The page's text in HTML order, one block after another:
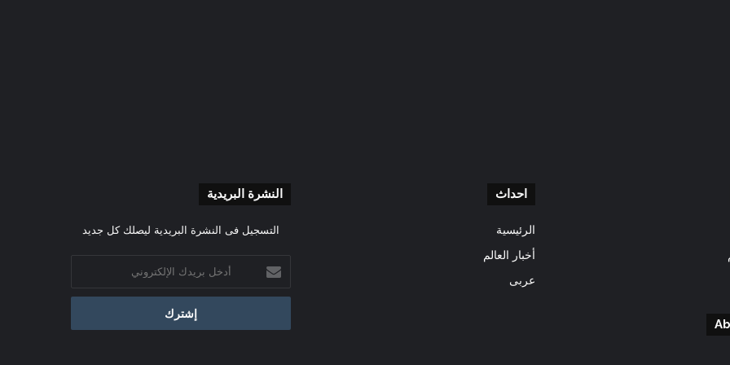
احداث
الرئيسية
أخبار العالم
عربى
النشرة البريدية
التسجيل فى النشرة البريدية ليصلك كل جديد
بريدك
الإلكتروني